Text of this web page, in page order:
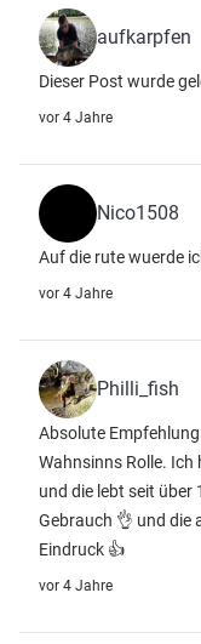
aufkarpfen
Dieser Post wurde
vor 4 Jahre
Nico1508
Auf die rute wuerde
vor 4 Jahre
Philli_fish
Absolute
Wahnsinns Rolle. Ich
und die lebt seit über
Gebrauch 👌 und die
Eindruck 👍
vor 4 Jahre